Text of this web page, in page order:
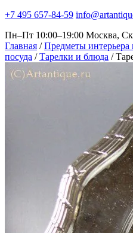
+7 495 657-84-59
Пн–Пт 10:00–19:00 Москва,
Главная / Предметы интерьера
посуда / Тарелки и блюда /